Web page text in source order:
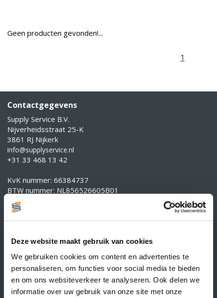
Deze website maakt gebruik van cookies
We gebruiken cookies om content en advertenties te
personaliseren, om functies voor social media te bieden
en om ons websiteverkeer te analyseren. Ook delen we
informatie over uw gebruik van onze site met onze
Geen producten gevonden!...
1
Contactgegevens
Supply Service B.V.
Nijverheidsstraat 25-K
3861 RJ Nijkerk
info@supplyservice.nl
+31 33 468 13 42
KvK nummer: 66384737
BTW nummer: NL856526605B01
Klantenservice
Over Supply Service B.V.
Veelgestelde vragen
Retourbeleid
Algemene voorwaarden